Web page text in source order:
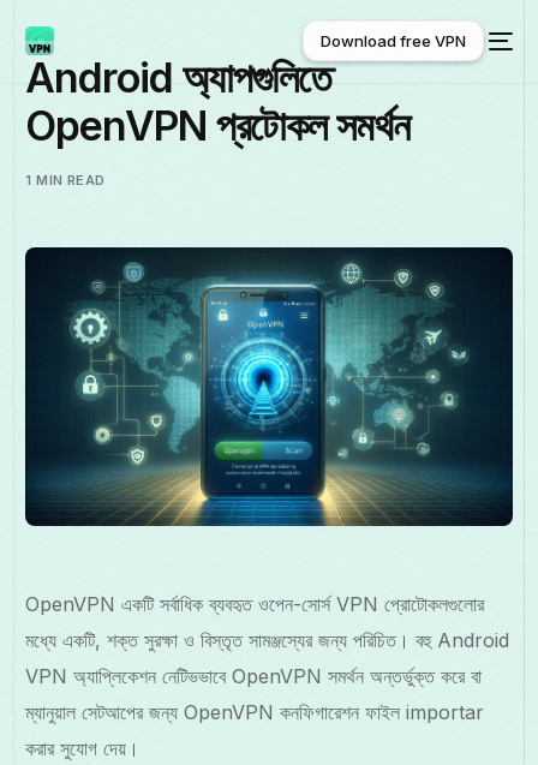
বাংলা
Download free VPN
Download free VPN
Android অ্যাপগুলিতে
OpenVPN প্রটোকল সমর্থন
1 MIN READ
OpenVPN একটি সর্বাধিক ব্যবহৃত ওপেন-সোর্স VPN প্রোটোকলগুলোর
মধ্যে একটি, শক্ত সুরক্ষা ও বিস্তৃত সামঞ্জস্যের জন্য পরিচিত। বহু Android
VPN অ্যাপ্লিকেশন নেটিভভাবে OpenVPN সমর্থন অন্তর্ভুক্ত করে বা
ম্যানুয়াল সেটআপের জন্য OpenVPN কনফিগারেশন ফাইল importar
করার সুযোগ দেয়।